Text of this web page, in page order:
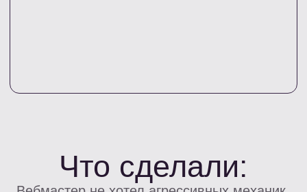
CTR по офферам ниже среднего